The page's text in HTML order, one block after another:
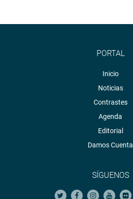
PORTAL
Inicio
Noticias
Contrastes
Agenda
Editorial
Damos Cuenta
SÍGUENOS